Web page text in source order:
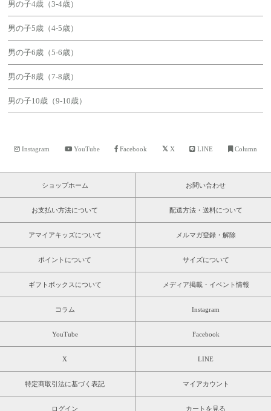
男の子4歳（3-4歳）
男の子5歳（4-5歳）
男の子6歳（5-6歳）
男の子8歳（7-8歳）
男の子10歳（9-10歳）
Instagram YouTube Facebook X LINE Column
ショップホーム お問い合わせ
お支払い方法について 配送方法・送料について
アマイアキッズについて メルマガ登録・解除
ポイントについて サイズについて
ギフトボックスについて メディア掲載・イベント情報
コラム Instagram
YouTube Facebook
X LINE
特定商取引法に基づく表記 マイアカウント
ログイン カートを見る